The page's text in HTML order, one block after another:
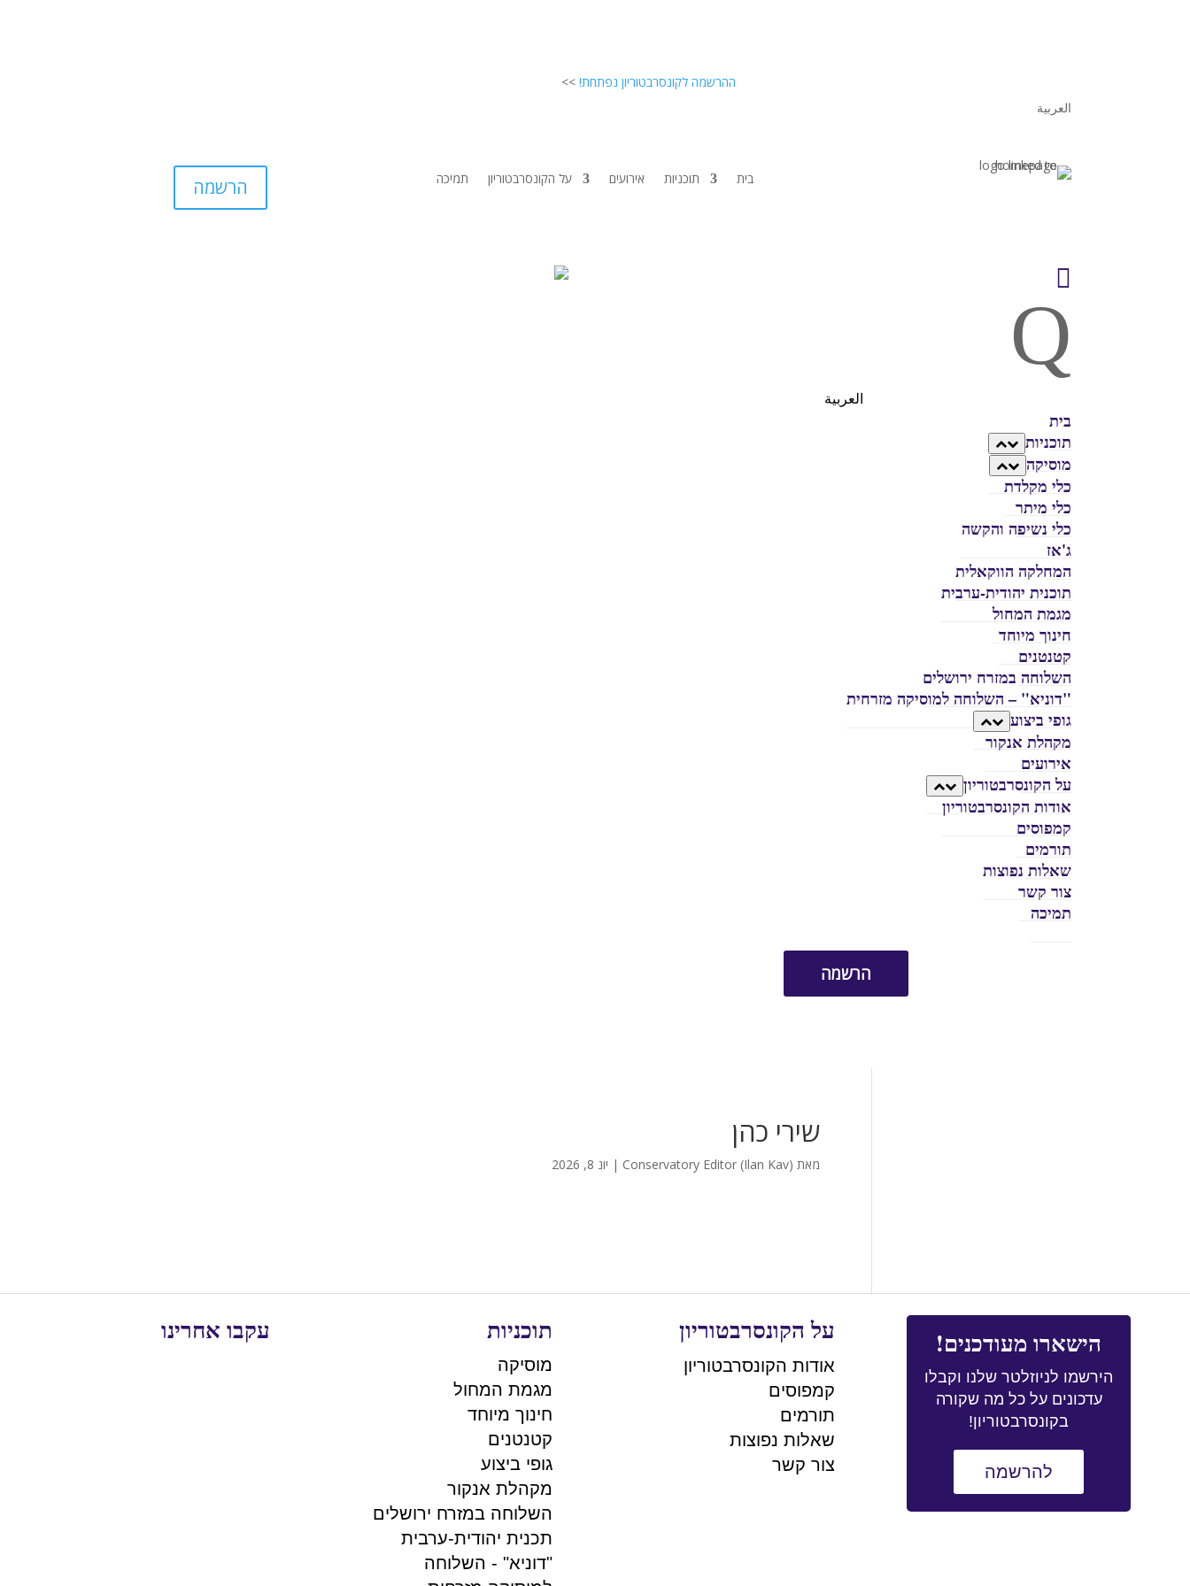
ההרשמה לקונסרבטוריון נפתחת!>>
العربية
הרשמה בית תוכניות אירועים על הקונסרבטוריון תמיכה

Q
العربية
בית
תוכניות
מוסיקה
כלי מקלדת
כלי מיתר
כלי נשיפה והקשה
ג'אז
המחלקה הווקאלית
תוכנית יהודית-ערבית
מגמת המחול
חינוך מיוחד
קטנטנים
השלוחה במזרח ירושלים
"דוניא" – השלוחה למוסיקה מזרחית
גופי ביצוע
מקהלת אנקור
אירועים
על הקונסרבטוריון
אודות הקונסרבטוריון
קמפוסים
תורמים
שאלות נפוצות
צור קשר
תמיכה
הרשמה
שירי כהן
מאת Conservatory Editor (Ilan Kav)
| יונ 8, 2026
עקבו אחרינו תוכניות
מוסיקה
מגמת המחול
חינוך מיוחד
קטנטנים
גופי ביצוע
מקהלת אנקור
השלוחה במזרח ירושלים
תכנית יהודית-ערבית
"דוניא" - השלוחה
על הקונסרבטוריון
אודות הקונסרבטוריון
קמפוסים
תורמים
שאלות נפוצות
צור קשר
הישארו מעודכנים!
הירשמו לניוזלטר שלנו וקבלו
עדכונים על כל מה שקורה
בקונסרבטוריון!
להרשמה